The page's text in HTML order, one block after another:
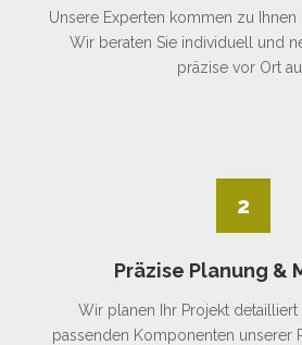
Unsere Experten kommen zu Ihnen
Wir beraten Sie individuell und
präzise vor Ort
2
Präzise Planung &
Wir planen Ihr Projekt
passenden Komponenten unserer